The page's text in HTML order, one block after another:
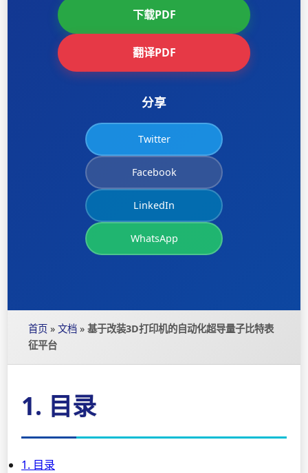
下载PDF
翻译PDF
分享
Twitter
Facebook
LinkedIn
WhatsApp
首页 » 文档 » 基于改装3D打印机的自动化超导量子比特表
征平台
1. 目录
1. 目录